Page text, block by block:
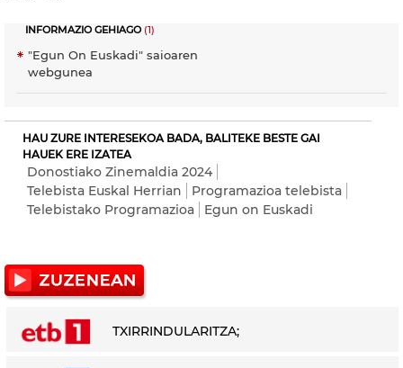
INFORMAZIO GEHIAGO(1)
"Egun On Euskadi" saioaren
webgunea
HAU ZURE INTERESEKOA BADA, BALITEKE BESTE GAI
HAUEK ERE IZATEA
Donostiako Zinemaldia 2024
Telebista Euskal Herrian
Programazioa telebista
Telebistako Programazioa
Egun on Euskadi
TXIRRINDULARITZA;